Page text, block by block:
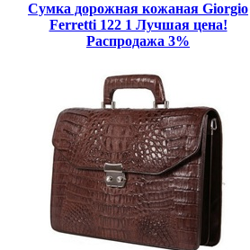
Сумка дорожная кожаная Giorgio
Ferretti 122 1 Лучшая цена!
Распродажа 3%